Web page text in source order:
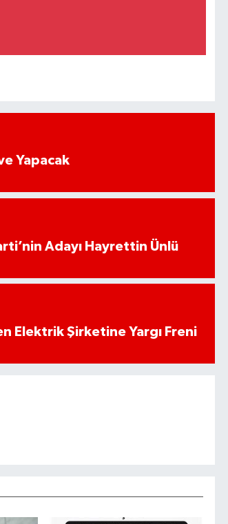
Yapacak
Adayı Hayrettin Ünlü
Elektrik Şirketine Yargı Freni